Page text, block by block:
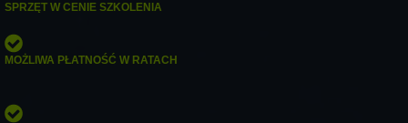
SPRZĘT W CENIE SZKOLENIA
MOŻLIWA PŁATNOŚĆ W RATACH